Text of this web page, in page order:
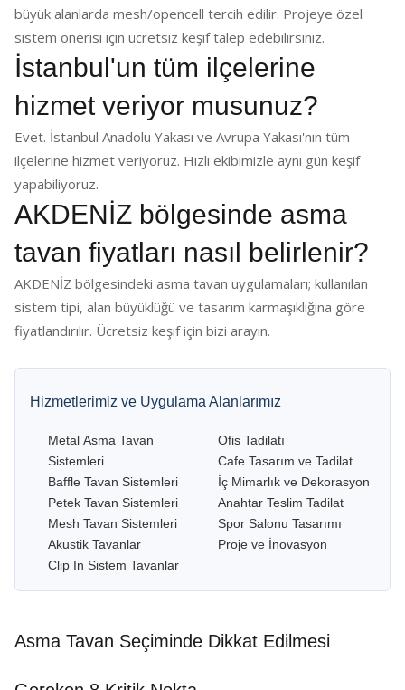
büyük alanlarda mesh/opencell tercih edilir. Projeye özel
sistem önerisi için ücretsiz keşif talep edebilirsiniz.
İstanbul'un tüm ilçelerine
hizmet veriyor musunuz?
Evet. İstanbul Anadolu Yakası ve Avrupa Yakası'nın tüm
ilçelerine hizmet veriyoruz. Hızlı ekibimizle aynı gün keşif
yapabiliyoruz.
AKDENİZ bölgesinde asma
tavan fiyatları nasıl belirlenir?
AKDENİZ bölgesindeki asma tavan uygulamaları; kullanılan
sistem tipi, alan büyüklüğü ve tasarım karmaşıklığına göre
fiyatlandırılır. Ücretsiz keşif için bizi arayın.
Hizmetlerimiz ve Uygulama Alanlarımız
Metal Asma Tavan
Sistemleri
Baffle Tavan Sistemleri
Petek Tavan Sistemleri
Mesh Tavan Sistemleri
Akustik Tavanlar
Clip In Sistem Tavanlar
Ofis Tadilatı
Cafe Tasarım ve Tadilat
İç Mimarlık ve Dekorasyon
Anahtar Teslim Tadilat
Spor Salonu Tasarımı
Proje ve İnovasyon
Asma Tavan Seçiminde Dikkat Edilmesi